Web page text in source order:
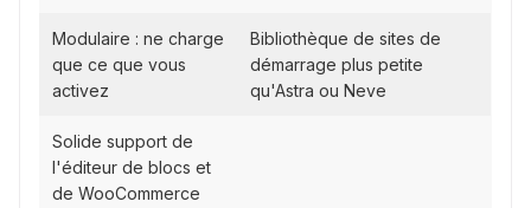
Modulaire : ne charge
que ce que vous
activez
Bibliothèque de sites de
démarrage plus petite
qu'Astra ou Neve
Solide support de
l'éditeur de blocs et
de WooCommerce